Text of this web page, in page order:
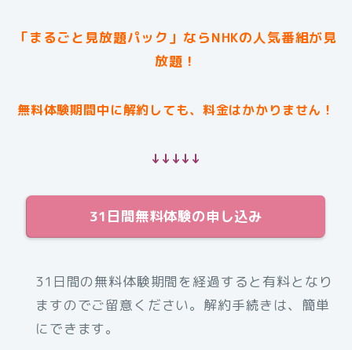
「まるごと見放題パック」ならNHKの人気番組が見
放題！
無料体験期間中に解約しても、料金はかかりません！
↓↓↓↓↓
31日間無料体験の申し込み
31日間の無料体験期間を経過すると有料となり
ますのでご留意ください。解約手続きは、簡単
にできます。